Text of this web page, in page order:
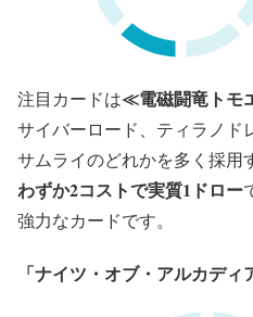
注目カードは≪電磁闘竜トモ
サイバーロード、ティラノド
サムライのどれかを多く採用
わずか2コストで実質1ドロー
強力なカードです。
「ナイツ・オブ・アルカデ